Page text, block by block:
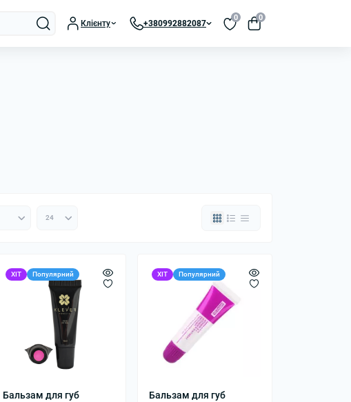
Клієнту +380992882087
0 0
ХІТ Популярний
Бальзам для губ
ХІТ Популярний
Бальзам для губ